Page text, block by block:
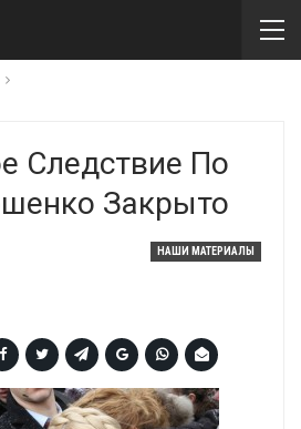
Следствие По
Закрыто
НАШИ МАТЕРИАЛЫ